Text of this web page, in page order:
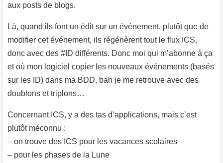
aux posts de blogs.
Là, quand ils font un édit sur un événement, plutôt que de
modifier cet événement, ils régénèrent tout le flux ICS,
donc avec des #ID différents. Donc moi qui m’abonne à ça
et où mon logiciel copier les nouveaux événements (basés
sur les ID) dans ma BDD, bah je me retrouve avec des
doublons et triplons…
Concernant ICS, y a des tas d’applications, mais c’est
plutôt méconnu :
– on trouve des ICS pour les vacances scolaires
– pour les phases de la Lune